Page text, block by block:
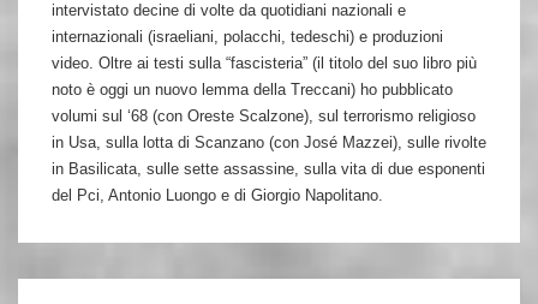
intervistato decine di volte da quotidiani nazionali e
internazionali (israeliani, polacchi, tedeschi) e produzioni
video. Oltre ai testi sulla “fascisteria” (il titolo del suo libro più
noto è oggi un nuovo lemma della Treccani) ho pubblicato
volumi sul ‘68 (con Oreste Scalzone), sul terrorismo religioso
in Usa, sulla lotta di Scanzano (con José Mazzei), sulle rivolte
in Basilicata, sulle sette assassine, sulla vita di due esponenti
del Pci, Antonio Luongo e di Giorgio Napolitano.